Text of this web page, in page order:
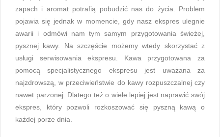
zapach i aromat potrafią pobudzić nas do życia. Problem
pojawia się jednak w momencie, gdy nasz ekspres ulegnie
awarii i odmówi nam tym samym przygotowania świeżej,
pysznej kawy. Na szczęście możemy wtedy skorzystać z
usługi serwisowania ekspresu. Kawa przygotowana za
pomocą specjalistycznego ekspresu jest uważana za
najzdrowszą, w przeciwieństwie do kawy rozpuszczalnej czy
nawet parzonej. Dlatego też o wiele lepiej jest naprawić swój
ekspres, który pozwoli rozkoszować się pyszną kawą o
każdej porze dnia.